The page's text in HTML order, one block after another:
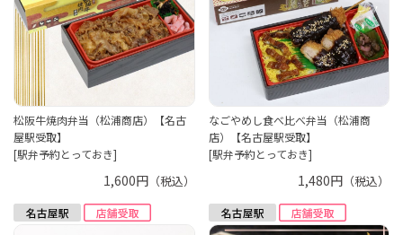
松阪牛焼肉弁当（松浦商店）【名古
屋駅受取】
[駅弁予約とっておき]
1,600円（税込）
なごやめし食べ比べ弁当（松浦商
店）【名古屋駅受取】
[駅弁予約とっておき]
1,480円 （税込）